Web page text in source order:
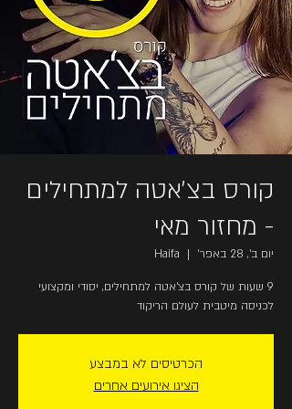
קורס בצ'אטה למתחילים
- מחזור מאי
יום ב׳, 28 באפר׳
  |
Haifa
9 שעות של קורס בצ'אטה למתחילים, יסודי ומקצועי
לכניסה מיטבית לעולם הריקוד
הכרטיסים לא במבצע
הציגו אירועים אחרים